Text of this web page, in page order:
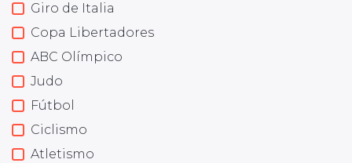
Giro de Italia
Copa Libertadores
ABC Olímpico
Judo
Fútbol
Ciclismo
Atletismo